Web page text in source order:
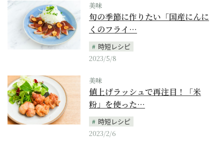
美味
旬の季節に作りたい「国産にんに
くのフライ…
時短レシピ
2023/5/8
美味
値上げラッシュで再注目！「米
粉」を使った…
時短レシピ
2023/2/6